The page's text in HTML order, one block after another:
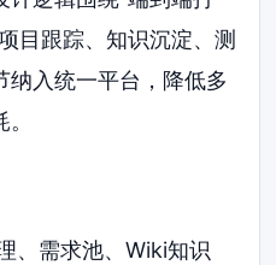
目跟踪、知识沉淀、测
纳入统一平台，降低多
、需求池、Wiki知识